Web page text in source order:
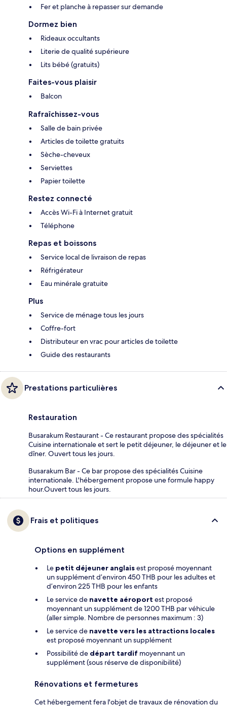
Fer et planche à repasser sur demande
Dormez bien
Rideaux occultants
Literie de qualité supérieure
Lits bébé (gratuits)
Faites-vous plaisir
Balcon
Rafraîchissez-vous
Salle de bain privée
Articles de toilette gratuits
Sèche-cheveux
Serviettes
Papier toilette
Restez connecté
Accès Wi-Fi à Internet gratuit
Téléphone
Repas et boissons
Service local de livraison de repas
Réfrigérateur
Eau minérale gratuite
Plus
Service de ménage tous les jours
Coffre-fort
Distributeur en vrac pour articles de toilette
Guide des restaurants
Prestations particulières
Restauration
Busarakum Restaurant - Ce restaurant propose des spécialités
Cuisine internationale et sert le petit déjeuner, le déjeuner et le
dîner. Ouvert tous les jours.
Busarakum Bar - Ce bar propose des spécialités Cuisine
internationale. L'hébergement propose une formule happy
hour.Ouvert tous les jours.
Frais et politiques
Options en supplément
Le petit déjeuner anglaisest proposé moyennant
un supplément d’environ 450 THB pour les adultes et
d’environ 225 THB pour les enfants
Le service de navette aéroport est proposé
moyennant un supplément de 1200 THB par véhicule
(aller simple. Nombre de personnes maximum : 3)
Le service de navette vers les attractions locales
est proposé moyennant un supplément
Possibilité de départ tardif moyennant un
supplément (sous réserve de disponibilité)
Rénovations et fermetures
Cet hébergement fera l'objet de travaux de rénovation du